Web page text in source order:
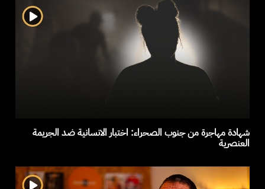
شهادة مهاجرة من جنوب الصحراء: اختبار الانسانية ضد الجريمة
العنصرية